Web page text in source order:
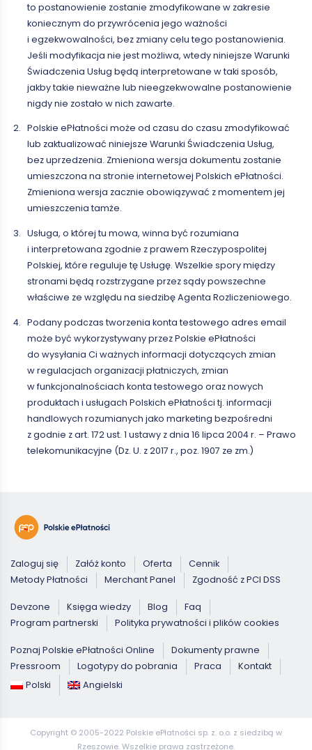
to postanowienie zostanie zmodyfikowane w zakresie
koniecznym do przywrócenia jego ważności
i egzekwowalności, bez zmiany celu tego postanowienia.
Jeśli modyfikacja nie jest możliwa, wtedy niniejsze Warunki
Świadczenia Usług będą interpretowane w taki sposób,
jakby takie nieważne lub nieegzekwowalne postanowienie
nigdy nie zostało w nich zawarte.
Polskie ePłatności może od czasu do czasu zmodyfikować
lub zaktualizować niniejsze Warunki Świadczenia Usług,
bez uprzedzenia. Zmieniona wersja dokumentu zostanie
umieszczona na stronie internetowej Polskich ePłatności.
Zmieniona wersja zacznie obowiązywać z momentem jej
umieszczenia tamże.
Usługa, o której tu mowa, winna być rozumiana
i interpretowana zgodnie z prawem Rzeczypospolitej
Polskiej, które reguluje tę Usługę. Wszelkie spory między
stronami będą rozstrzygane przez sądy powszechne
właściwe ze względu na siedzibę Agenta Rozliczeniowego.
Podany podczas tworzenia konta testowego adres email
może być wykorzystywany przez Polskie ePłatności
do wysyłania Ci ważnych informacji dotyczących zmian
w regulacjach organizacji płatniczych, zmian
w funkcjonalnościach konta testowego oraz nowych
produktach i usługach Polskich ePłatności tj. informacji
handlowych rozumianych jako marketing bezpośredni
z godnie z art. 172 ust. 1 ustawy z dnia 16 lipca 2004 r. – Prawo
telekomunikacyjne (Dz. U. z 2017 r., poz. 1907 ze zm.)
Zaloguj się Załóż konto Oferta
Cennik
Metody Płatności
Merchant Panel Zgodność z PCI DSS
Devzone Księga wiedzy Blog
Faq
Program partnerski
Polityka prywatności i plików cookies
Poznaj Polskie ePłatności Online
Dokumenty prawne
Pressroom
Logotypy do pobrania Praca
Kontakt
Polski
Angielski
Copyright © 2005-2022 Polskie ePłatności sp. z. o.o. z siedzibą w
Rzeszowie. Wszelkie prawa zastrzeżone.